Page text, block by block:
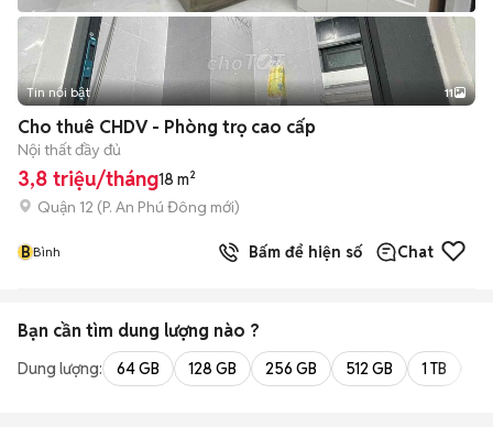
+2
Tin nổi bật 11
Cho thuê CHDV - Phòng trọ cao cấp
Nội thất đầy đủ
3,8 triệu/tháng18 m²
Quận 12 (P. An Phú Đông mới)
BBình Bấm để hiện số Chat
Bạn cần tìm dung lượng nào ?
Dung lượng: 64 GB 128 GB 256 GB 512 GB 1 TB